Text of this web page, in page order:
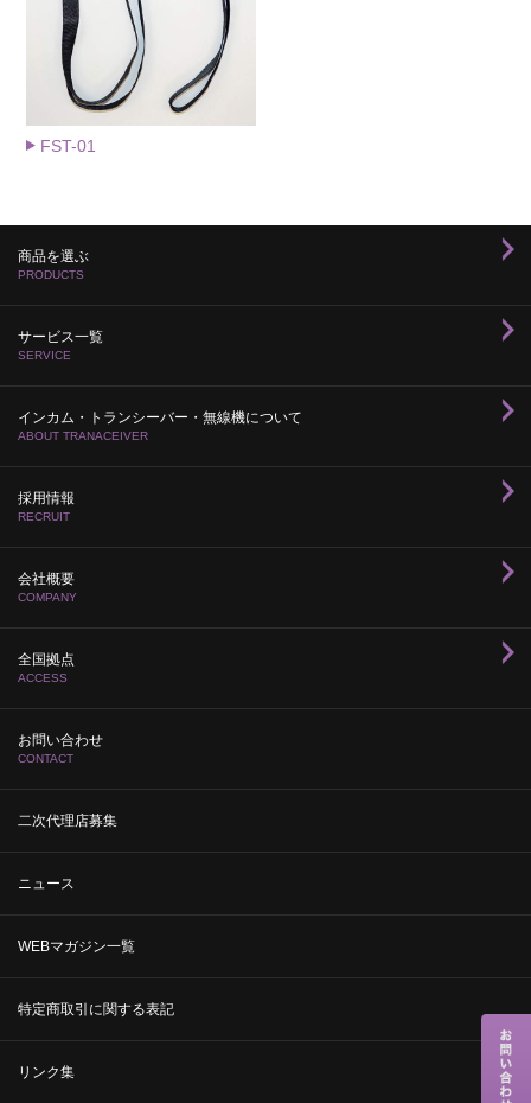
FST-01
商品を選ぶ
PRODUCTS
サービス一覧
SERVICE
インカム・トランシーバー・無線機について
ABOUT TRANACEIVER
採用情報
RECRUIT
会社概要
COMPANY
全国拠点
ACCESS
お問い合わせ
CONTACT
二次代理店募集
ニュース
WEBマガジン一覧
特定商取引に関する表記
リンク集